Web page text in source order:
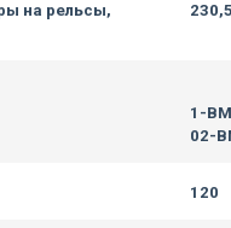
на рельсы,
1-ВМ
02-
120